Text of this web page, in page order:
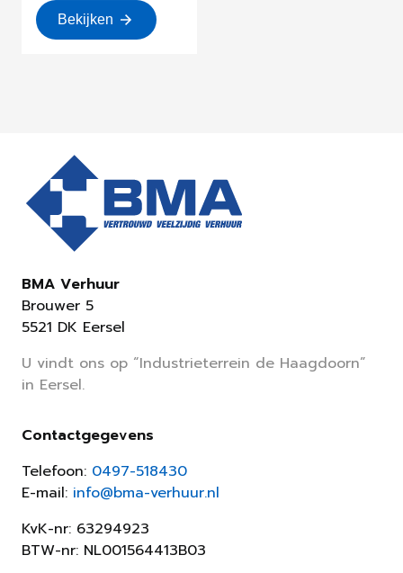
Bekijken
BMA Verhuur
Brouwer 5
5521 DK Eersel
U vindt ons op “Industrieterrein de Haagdoorn”
in Eersel.
Contactgegevens
Telefoon: 0497-518430
E-mail: info@bma-verhuur.nl
KvK-nr: 63294923
BTW-nr: NL001564413B03